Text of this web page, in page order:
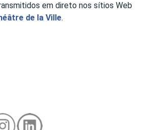
em direto nos sítios Web
de la Ville.